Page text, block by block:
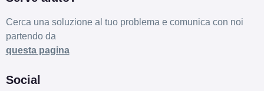
Cerca una soluzione al tuo problema e comunica con noi
partendo da
questa pagina
Social